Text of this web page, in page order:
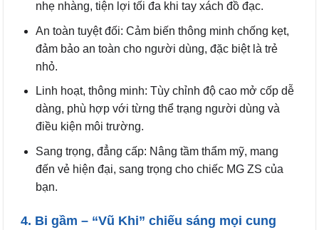
nhẹ nhàng, tiện lợi tối đa khi tay xách đồ đạc.
An toàn tuyệt đối: Cảm biến thông minh chống kẹt,
đảm bảo an toàn cho người dùng, đặc biệt là trẻ
nhỏ.
Linh hoạt, thông minh: Tùy chỉnh độ cao mở cốp dễ
dàng, phù hợp với từng thể trạng người dùng và
điều kiện môi trường.
Sang trọng, đẳng cấp: Nâng tầm thẩm mỹ, mang
đến vẻ hiện đại, sang trọng cho chiếc MG ZS của
bạn.
4. Bi gầm – “Vũ Khi” chiếu sáng mọi cung